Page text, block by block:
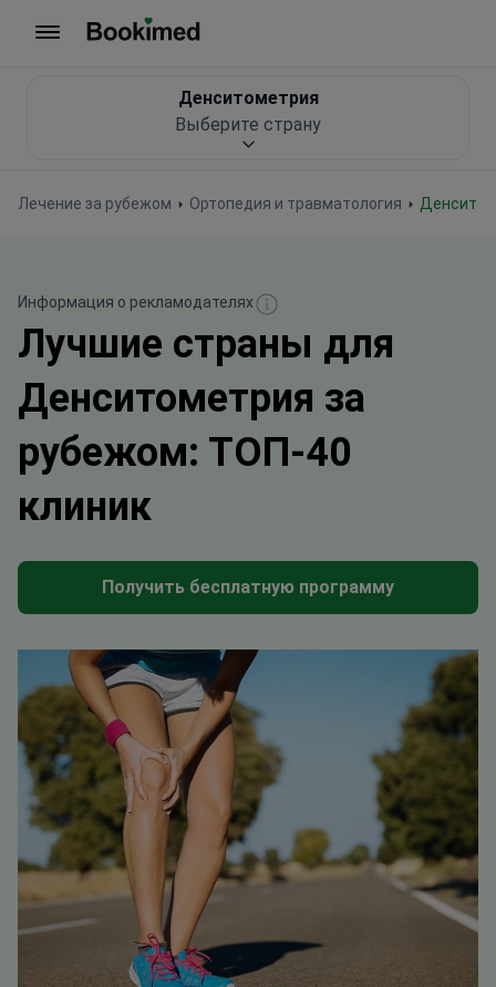
Лечение за рубежом Ортопедия и травматология
Денситометрия
Выберите страну
Информация о рекламодателях
Лучшие страны для
Денситометрия за
рубежом: ТОП-40
клиник
Получить бесплатную программу